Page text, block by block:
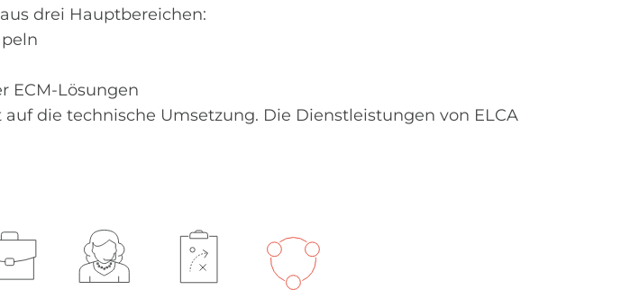
drei Hauptbereichen:
ECM-Lösungen
die technische Umsetzung. Die Dienstleistungen von ELCA